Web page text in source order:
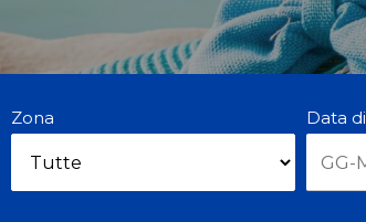
Zona Data